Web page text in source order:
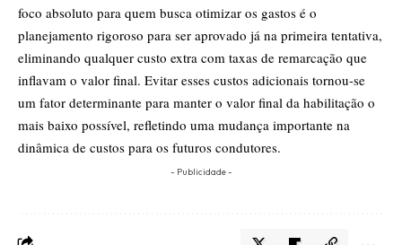
foco absoluto para quem busca otimizar os gastos é o
planejamento rigoroso para ser aprovado já na primeira tentativa,
eliminando qualquer custo extra com taxas de remarcação que
inflavam o valor final. Evitar esses custos adicionais tornou-se
um fator determinante para manter o valor final da habilitação o
mais baixo possível, refletindo uma mudança importante na
dinâmica de custos para os futuros condutores.
- Publicidade -